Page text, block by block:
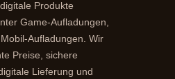
Produkte
Game-Aufladungen,
Aufladungen. Wir
Preise, sichere
Lieferung und